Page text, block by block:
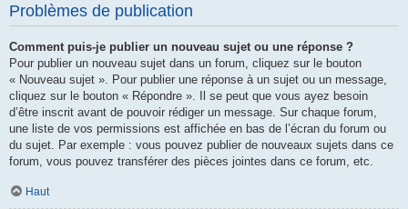
Problèmes de publication
Comment puis-je publier un nouveau sujet ou une réponse ?
Pour publier un nouveau sujet dans un forum, cliquez sur le bouton
« Nouveau sujet ». Pour publier une réponse à un sujet ou un message,
cliquez sur le bouton « Répondre ». Il se peut que vous ayez besoin
d’être inscrit avant de pouvoir rédiger un message. Sur chaque forum,
une liste de vos permissions est affichée en bas de l’écran du forum ou
du sujet. Par exemple : vous pouvez publier de nouveaux sujets dans ce
forum, vous pouvez transférer des pièces jointes dans ce forum, etc.
Haut